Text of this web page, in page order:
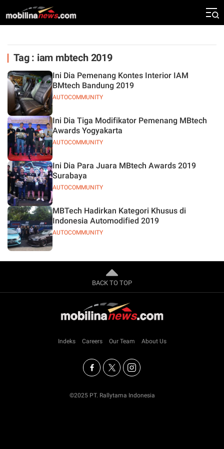
Tag : iam mbtech 2019
AUTOCOMMUNITY
Ini Dia Pemenang Kontes Interior IAM
BMtech Bandung 2019
AUTOCOMMUNITY
Ini Dia Tiga Modifikator Pemenang MBtech
Awards Yogyakarta
AUTOCOMMUNITY
Ini Dia Para Juara MBtech Awards 2019
Surabaya
AUTOCOMMUNITY
MBTech Hadirkan Kategori Khusus di
Indonesia Automodified 2019
BACK TO TOP
Indeks Careers Our Team About Us
©2025 PT. Rallytama Indonesia